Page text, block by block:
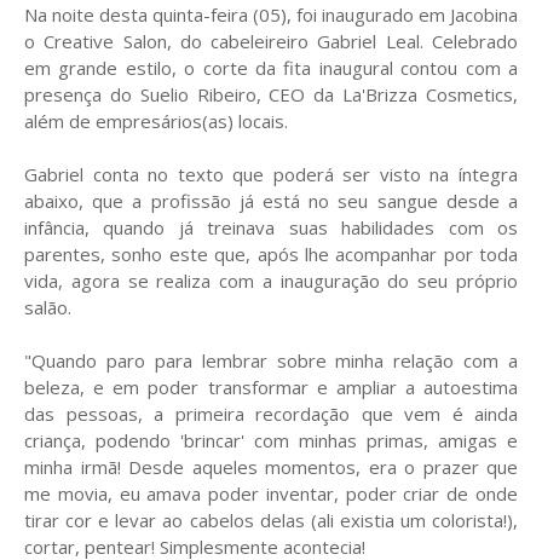
Na noite desta quinta-feira (05), foi inaugurado em Jacobina
o Creative Salon, do cabeleireiro Gabriel Leal. Celebrado
em grande estilo, o corte da fita inaugural contou com a
presença do Suelio Ribeiro, CEO da La'Brizza Cosmetics,
além de empresários(as) locais.
Gabriel conta no texto que poderá ser visto na íntegra
abaixo, que a profissão já está no seu sangue desde a
infância, quando já treinava suas habilidades com os
parentes, sonho este que, após lhe acompanhar por toda
vida, agora se realiza com a inauguração do seu próprio
salão.
"Quando paro para lembrar sobre minha relação com a
beleza, e em poder transformar e ampliar a autoestima
das pessoas, a primeira recordação que vem é ainda
criança, podendo 'brincar' com minhas primas, amigas e
minha irmã! Desde aqueles momentos, era o prazer que
me movia, eu amava poder inventar, poder criar de onde
tirar cor e levar ao cabelos delas (ali existia um colorista!),
cortar, pentear! Simplesmente acontecia!